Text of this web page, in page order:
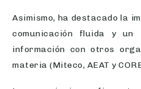
Asimismo, ha destacado la
comunicación fluida y un
información con otros
materia (Miteco, AEAT y